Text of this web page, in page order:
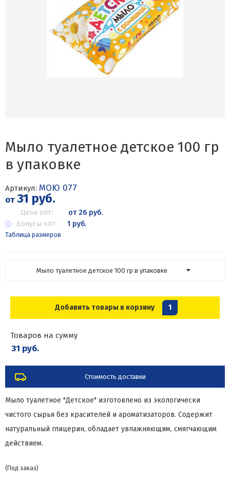
Мыло туалетное детское 100 гр
в упаковке
Артикул: МОЮ 077
от31 руб.
Цена опт:
от 26 руб.
Бонусы опт:
1 руб.
Таблица размеров
Мыло туалетное детское 100 гр в упаковке
Добавить товары в корзину 1
Товаров на сумму
31 руб.
Стоимость доставки
Мыло туалетное "Детское" изготовлено из экологически
чистого сырья без красителей и ароматизаторов. Содержит
натуральный глицерин, обладает увлажняющим, смягчающим
действием.
(Под заказ)